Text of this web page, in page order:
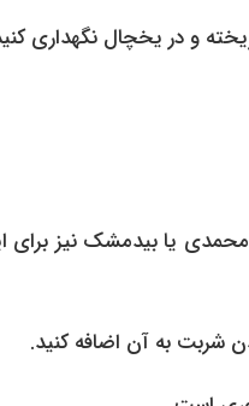
و در یخچال نگهداری
یا بیدمشک نیز برای
شربت به آن اضافه کنید.